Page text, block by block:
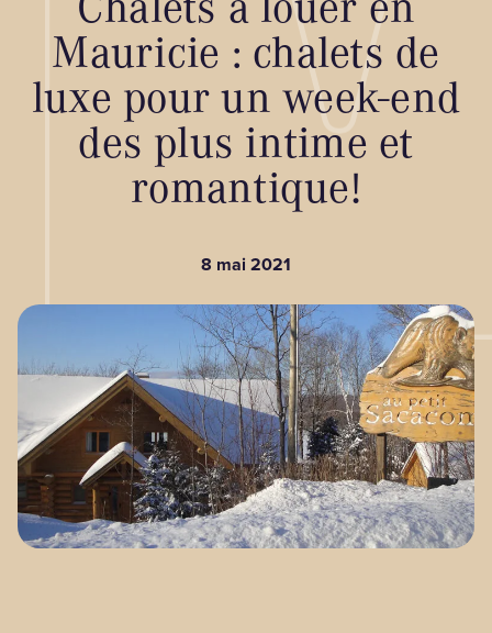
Nos territoires
Espace membres
EN
Événements
L'été en Mauricie
Mauricie : chalets de
luxe pour un week-end
des plus intime et
romantique!
8 mai 2021